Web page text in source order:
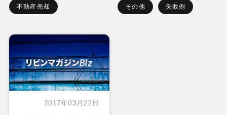
不動産売却 その他 失敗例
2017年03月22日